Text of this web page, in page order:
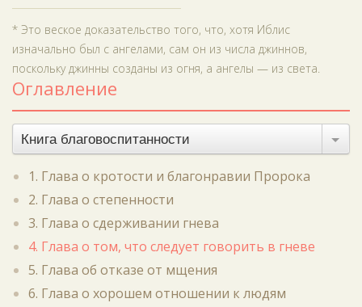
* Это веское доказательство того, что, хотя Иблис
изначально был с ангелами, сам он из числа джиннов,
поскольку джинны созданы из огня, а ангелы — из света.
Оглавление
Книга благовоспитанности
1. Глава о кротости и благонравии Пророка
2. Глава о степенности
3. Глава о сдерживании гнева
4. Глава о том, что следует говорить в гневе
5. Глава об отказе от мщения
6. Глава о хорошем отношении к людям